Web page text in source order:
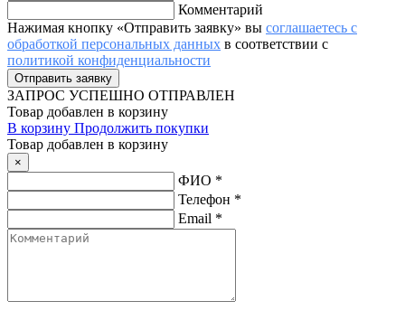
Комментарий
Нажимая кнопку «Отправить заявку» вы соглашаетесь с
обработкой персональных данных в соответствии с
политикой конфиденциальности
ЗАПРОС УСПЕШНО ОТПРАВЛЕН
Товар добавлен в корзину
В корзину Продолжить покупки
Товар добавлен в корзину
×
ФИО *
Телефон *
Email *